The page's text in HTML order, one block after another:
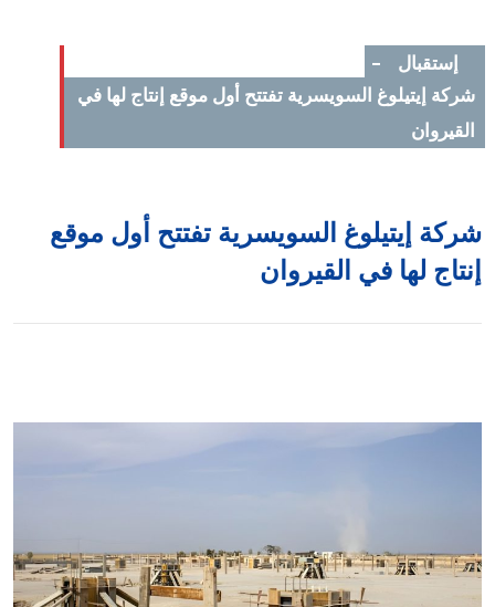
إستقبال
-
شركة إيتيلوغ السويسرية تفتتح أول موقع إنتاج لها في
القيروان
إيتيلوغ السويسرية تفتتح أول موقع
لها في القيروان